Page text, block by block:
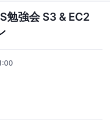
勉強会 S3 & EC2